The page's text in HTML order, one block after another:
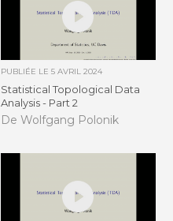
PUBLIÉE LE 5 AVRIL 2024
Statistical Topological Data
Analysis - Part 2
De Wolfgang Polonik